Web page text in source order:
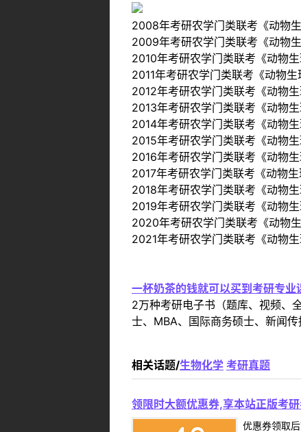
2008年考研农学门类联考《动物
2009年考研农学门类联考《动物
2010年考研农学门类联考《动物
2011年考研农学门类联考《动物
2012年考研农学门类联考《动物
2013年考研农学门类联考《动物
2014年考研农学门类联考《动物
2015年考研农学门类联考《动物
2016年考研农学门类联考《动物
2017年考研农学门类联考《动物
2018年考研农学门类联考《动物
2019年考研农学门类联考《动物
2020年考研农学门类联考《动物
2021年考研农学门类联考《动物
一杯奶茶的钱就可以买到考研专业
2万种考研电子书（题库、视频、
士、MBA、国际商务硕士、新闻
相关话题/生物化学 考研真题
领限时大额优惠券,享本站正版考
优惠券领取